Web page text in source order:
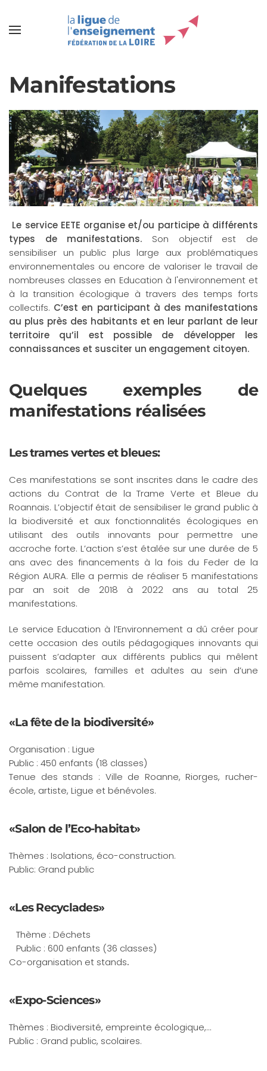
Manifestations
Le service EETE organise et/ou participe à différents
types de manifestations. Son objectif est de
sensibiliser un public plus large aux problématiques
environnementales ou encore de valoriser le travail de
nombreuses classes en Education à l'environnement et
à la transition écologique à travers des temps forts
collectifs. C’est en participant à des manifestations
au plus près des habitants et en leur parlant de leur
territoire qu’il est possible de développer les
connaissances et susciter un engagement citoyen.
Quelques exemples de
manifestations réalisées
Les trames vertes et bleues:
Ces manifestations se sont inscrites dans le cadre des
actions du Contrat de la Trame Verte et Bleue du
Roannais. L’objectif était de sensibiliser le grand public à
la biodiversité et aux fonctionnalités écologiques en
utilisant des outils innovants pour permettre une
accroche forte. L’action s’est étalée sur une durée de 5
ans avec des financements à la fois du Feder de la
Région AURA. Elle a permis de réaliser 5 manifestations
par an soit de 2018 à 2022 ans au total 25
manifestations.
Le service Education à l’Environnement a dû créer pour
cette occasion des outils pédagogiques innovants qui
puissent s’adapter aux différents publics qui mêlent
parfois scolaires, familles et adultes au sein d’une
même manifestation.
«La fête de la biodiversité»
Organisation : Ligue
Public : 450 enfants (18 classes)
Tenue des stands : Ville de Roanne, Riorges, rucher-
école, artiste, Ligue et bénévoles.
«Salon de l’Eco-habitat»
Thèmes : Isolations, éco-construction.
Public: Grand public
«Les Recyclades»
Thème : Déchets
Public : 600 enfants (36 classes)
Co-organisation et stands.
«Expo-Sciences»
Thèmes : Biodiversité, empreinte écologique,...
Public : Grand public, scolaires.